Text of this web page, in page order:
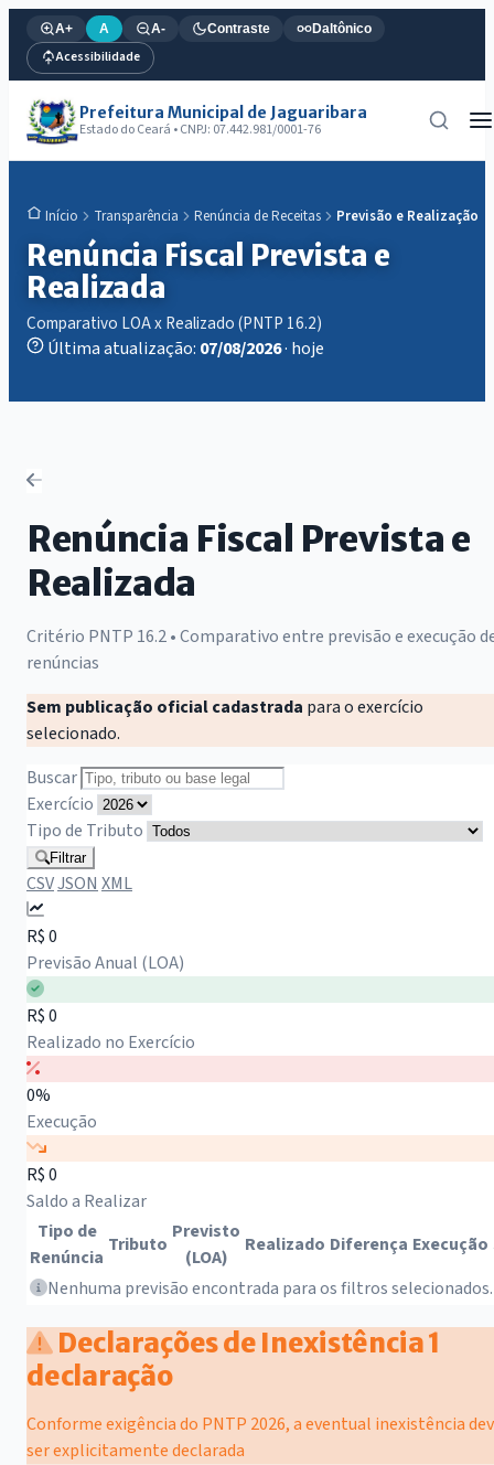
A+ A A- Contraste Daltônico
Acessibilidade
Prefeitura Municipal de Jaguaribara
Estado do Ceará • CNPJ: 07.442.981/0001-76
Início Transparência Renúncia de Receitas Previsão e Realização
Renúncia Fiscal Prevista e
Realizada
Comparativo LOA x Realizado (PNTP 16.2)
Última atualização: 07/08/2026· hoje
Renúncia Fiscal Prevista e
Realizada
Critério PNTP 16.2 • Comparativo entre previsão e execução
renúncias
Sem publicação oficial cadastrada para o exercício
selecionado.
Buscar
Exercício
Tipo de Tributo
Filtrar
CSVJSON XML
R$ 0
Previsão Anual (LOA)
R$ 0
Realizado no Exercício
0%
Execução
R$ 0
Saldo a Realizar
Tipo de
Renúncia
Tributo
Previsto
(LOA)
Realizado Diferença Execução
Nenhuma previsão encontrada para os filtros selecionados.
Declarações de Inexistência1
declaração
Conforme exigência do PNTP 2026, a eventual inexistência
ser explicitamente declarada